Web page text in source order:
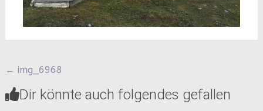
Beitragsnavigation
← img_6968
Dir könnte auch folgendes gefallen